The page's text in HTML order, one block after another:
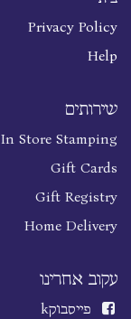
Privacy Policy
Help
שירותים
In Store Stamping
Gift Cards
Gift Registry
Home Delivery
עקוב אחרינו
פייסבוקk